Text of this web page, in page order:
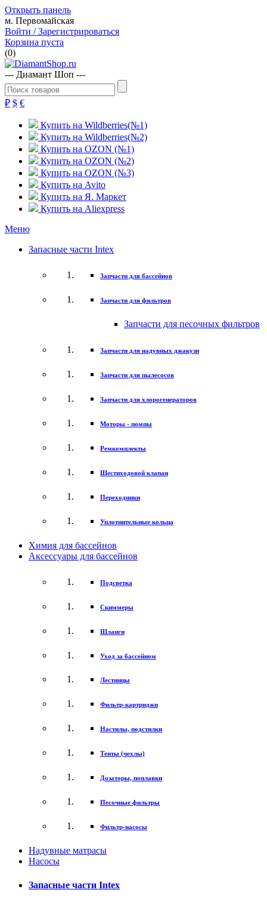
Открыть панель
м. Первомайская
Войти / Зарегистрироваться
Корзина пуста
(0)
--- Диамант Шоп ---
₽ $ €
Купить на Wildberries(№1)
Купить на Wildberries(№2)
Купить на OZON (№1)
Купить на OZON (№2)
Купить на OZON (№3)
Купить на Avito
Купить на Я. Маркет
Купить на Aliexpress
Меню
Запасные части Intex
Запчасти для бассейнов
Запчасти для фильтров
Запчасти для песочных фильтров
Запчасти для надувных джакузи
Запчасти для пылесосов
Запчасти для хлорогенераторов
Моторы - помпы
Ремкомплекты
Шестиходовой клапан
Переходники
Уплотнительные кольца
Химия для бассейнов
Аксессуары для бассейнов
Подсветка
Скиммеры
Шланги
Уход за бассейном
Лестницы
Фильтр-картриджи
Настилы, подстилки
Тенты (чехлы)
Дозаторы, поплавки
Песочные фильтры
Фильтр-насосы
Надувные матрасы
Насосы
Запасные части Intex